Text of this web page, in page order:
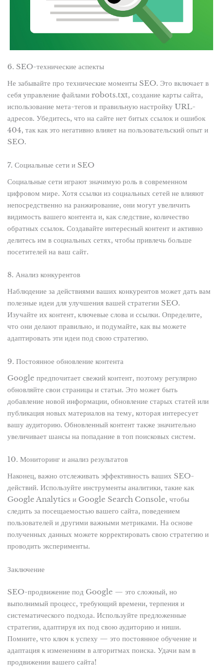
6. SEO-технические аспекты
Не забывайте про технические моменты SEO. Это включает в
себя управление файлами robots.txt, создание карты сайта,
использование мета-тегов и правильную настройку URL-
адресов. Убедитесь, что на сайте нет битых ссылок и ошибок
404, так как это негативно влияет на пользовательский опыт и
SEO.
7. Социальные сети и SEO
Социальные сети играют значимую роль в современном
цифровом мире. Хотя ссылки из социальных сетей не влияют
непосредственно на ранжирование, они могут увеличить
видимость вашего контента и, как следствие, количество
обратных ссылок. Создавайте интересный контент и активно
делитесь им в социальных сетях, чтобы привлечь больше
посетителей на ваш сайт.
8. Анализ конкурентов
Наблюдение за действиями ваших конкурентов может дать вам
полезные идеи для улучшения вашей стратегии SEO.
Изучайте их контент, ключевые слова и ссылки. Определите,
что они делают правильно, и подумайте, как вы можете
адаптировать эти идеи под свою стратегию.
9. Постоянное обновление контента
Google предпочитает свежий контент, поэтому регулярно
обновляйте свои страницы и статьи. Это может быть
добавление новой информации, обновление старых статей или
публикация новых материалов на тему, которая интересует
вашу аудиторию. Обновленный контент также значительно
увеличивает шансы на попадание в топ поисковых систем.
10. Мониторинг и анализ результатов
Наконец, важно отслеживать эффективность ваших SEO-
действий. Используйте инструменты аналитики, такие как
Google Analytics и Google Search Console, чтобы
следить за посещаемостью вашего сайта, поведением
пользователей и другими важными метриками. На основе
полученных данных можете корректировать свою стратегию и
проводить эксперименты.
Заключение
SEO-продвижение под Google — это сложный, но
выполнимый процесс, требующий времени, терпения и
систематического подхода. Используйте предложенные
стратегии, адаптируя их под свою аудиторию и ниши.
Помните, что ключ к успеху — это постоянное обучение и
адаптация к изменениям в алгоритмах поиска. Удачи вам в
продвижении вашего сайта!